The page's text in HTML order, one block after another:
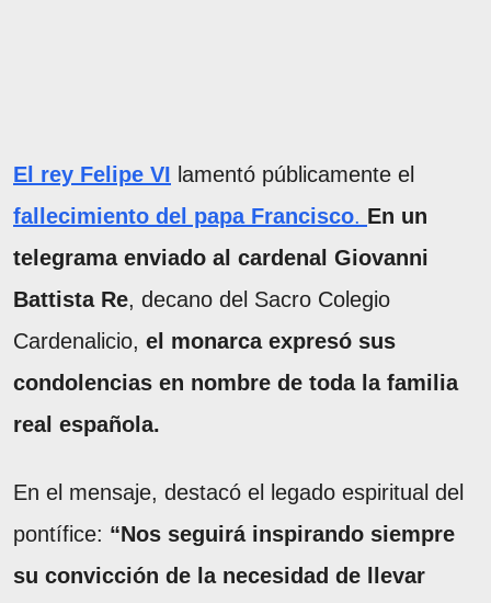
El rey Felipe VI lamentó públicamente el
fallecimiento del papa Francisco. En un
telegrama enviado al cardenal Giovanni
Battista Re, decano del Sacro Colegio
Cardenalicio, el monarca expresó sus
condolencias en nombre de toda la familia
real española.
En el mensaje, destacó el legado espiritual del
pontífice: “Nos seguirá inspirando siempre
su convicción de la necesidad de llevar